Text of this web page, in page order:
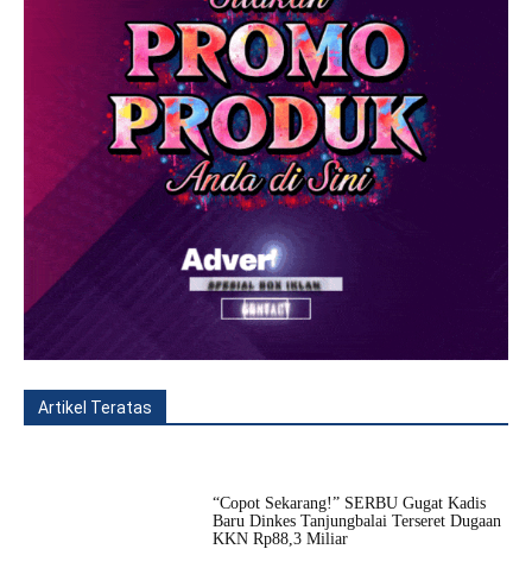
Artikel Teratas
“Copot Sekarang!” SERBU Gugat Kadis
Baru Dinkes Tanjungbalai Terseret Dugaan
KKN Rp88,3 Miliar